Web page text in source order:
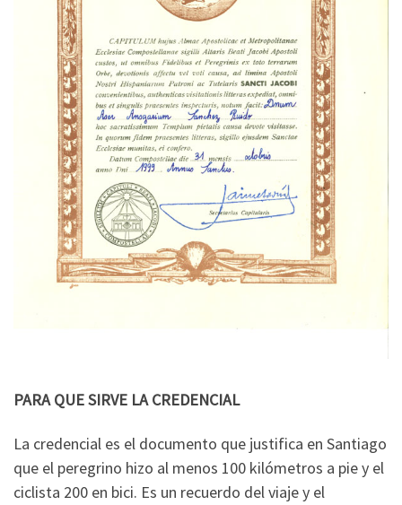
PARA QUE SIRVE LA CREDENCIAL
La credencial es el documento que justifica en Santiago
que el peregrino hizo al menos 100 kilómetros a pie y el
ciclista 200 en bici. Es un recuerdo del viaje y el